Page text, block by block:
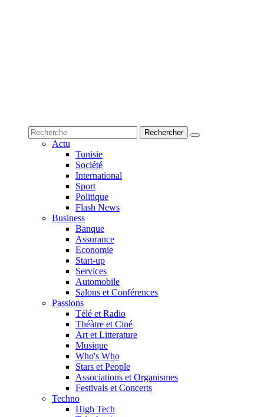
Actu
Tunisie
Société
International
Sport
Politique
Flash News
Business
Banque
Assurance
Economie
Start-up
Services
Automobile
Salons et Conférences
Passions
Télé et Radio
Théàtre et Ciné
Art et Litterature
Musique
Who's Who
Stars et People
Associations et Organismes
Festivals et Concerts
Techno
High Tech